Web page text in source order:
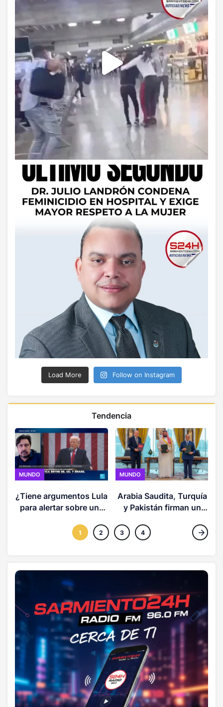
Load More Follow on Instagram
Tendencia
MUNDO
¿Tiene argumentos Lula
para alertar sobre una
las elecciones de Brasil?
MUNDO
Arabia Saudita, Turquía
y Pakistán firman un
en plena escalada en
Medio Oriente
1 2 3 4